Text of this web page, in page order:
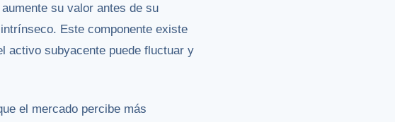
su valor antes de su
Este componente existe
activo subyacente puede fluctuar y
el mercado percibe más